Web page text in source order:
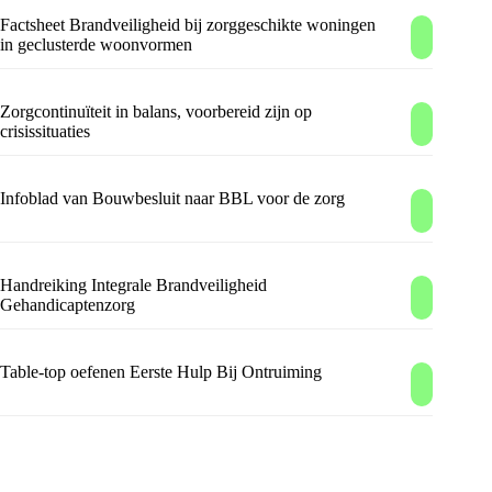
Factsheet Brandveiligheid bij zorggeschikte woningen
in geclusterde woonvormen
Zorgcontinuïteit in balans, voorbereid zijn op
crisissituaties
Infoblad van Bouwbesluit naar BBL voor de zorg
Handreiking Integrale Brandveiligheid
Gehandicaptenzorg
Table-top oefenen Eerste Hulp Bij Ontruiming